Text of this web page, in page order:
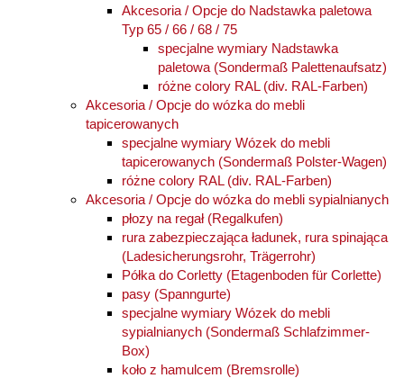
Akcesoria / Opcje do Nadstawka paletowa
Typ 65 / 66 / 68 / 75
specjalne wymiary Nadstawka
paletowa (Sondermaß Palettenaufsatz)
różne colory RAL (div. RAL-Farben)
Akcesoria / Opcje do wózka do mebli
tapicerowanych
specjalne wymiary Wózek do mebli
tapicerowanych (Sondermaß Polster-Wagen)
różne colory RAL (div. RAL-Farben)
Akcesoria / Opcje do wózka do mebli sypialnianych
płozy na regał (Regalkufen)
rura zabezpieczająca ładunek, rura spinająca
(Ladesicherungsrohr, Trägerrohr)
Półka do Corletty (Etagenboden für Corlette)
pasy (Spanngurte)
specjalne wymiary Wózek do mebli
sypialnianych (Sondermaß Schlafzimmer-
Box)
koło z hamulcem (Bremsrolle)